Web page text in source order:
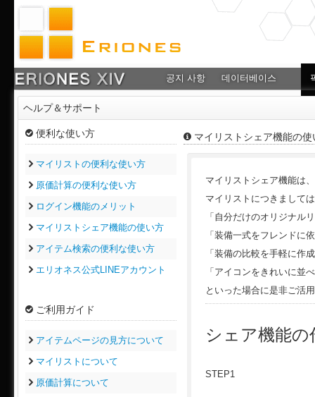
공지 사항 데이터베이스
ヘルプ＆サポート
便利な使い方
マイリストの便利な使い方
原価計算の便利な使い方
ログイン機能のメリット
マイリストシェア機能の使い方
アイテム検索の便利な使い方
エリオネス公式LINEアカウント
ご利用ガイド
アイテムページの見方について
マイリストについて
原価計算について
マイリストシェア機能の使
マイリストシェア機能は
マイリストにつきまして
「自分だけのオリジナル
「装備一式をフレンドに
「装備の比較を手軽に作
「アイコンをきれいに並
といった場合に是非ご活
シェア機能
STEP1